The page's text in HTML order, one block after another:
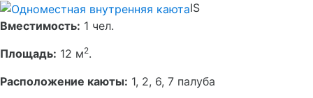
IS
Вместимость: 1 чел.
Площадь: 12 м2.
Расположение каюты: 1, 2, 6, 7 палуба